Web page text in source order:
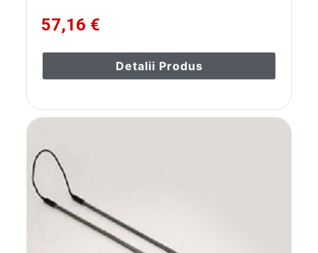
57,16 €
Detalii Produs